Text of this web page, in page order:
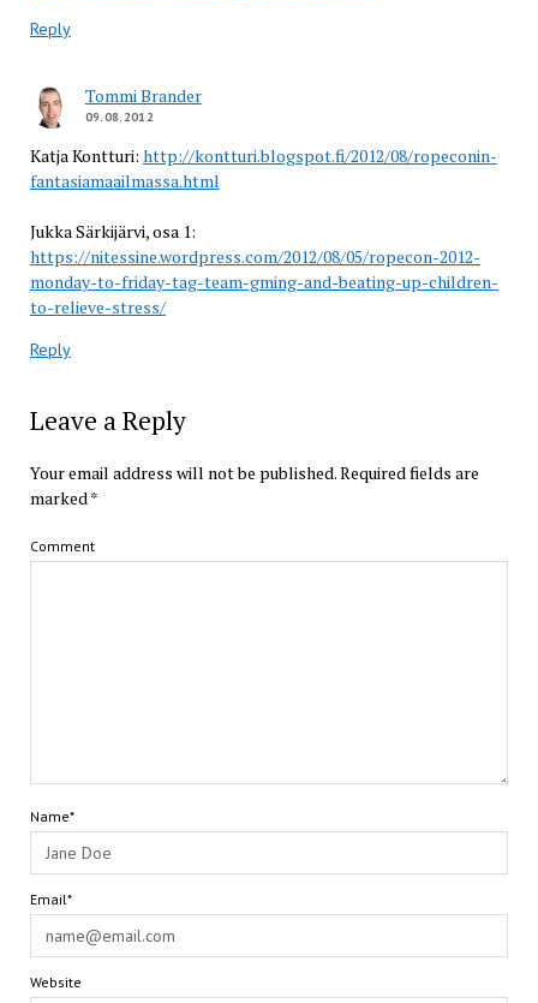
Reply
Tommi Brander
09.08.2012
Katja Kontturi: http://kontturi.blogspot.fi/2012/08/ropeconin-
fantasiamaailmassa.html
Jukka Särkijärvi, osa 1:
https://nitessine.wordpress.com/2012/08/05/ropecon-2012-
monday-to-friday-tag-team-gming-and-beating-up-children-
to-relieve-stress/
Reply
Leave a Reply
Your email address will not be published.Required fields are
marked*
Comment
Name*
Email*
Website